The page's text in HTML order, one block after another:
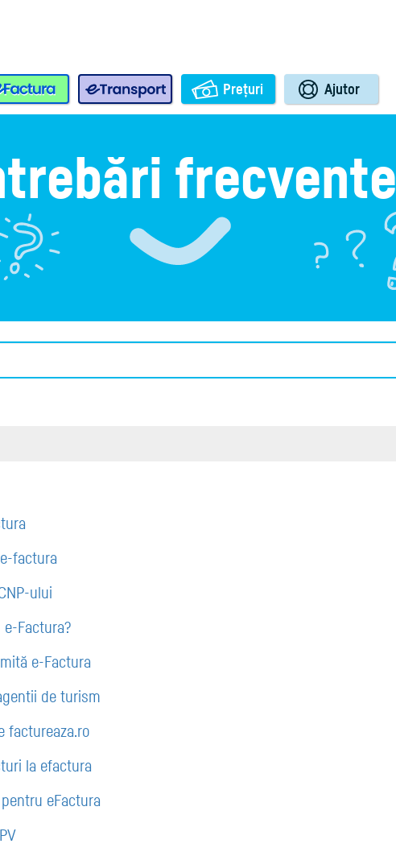
e-Factura e-Transport Prețuri Ajutor
frecvente
factura
ului
Factura?
e-Factura
de turism
factureaza.ro
la efactura
eFactura